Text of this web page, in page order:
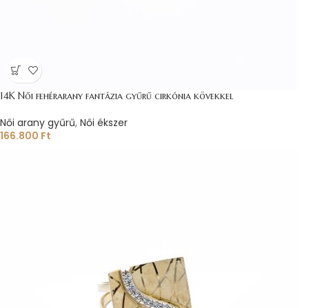
14K Női fehérarany fantázia gyűrű cirkónia kövekkel
Női arany gyűrű, Női ékszer
166.800 Ft